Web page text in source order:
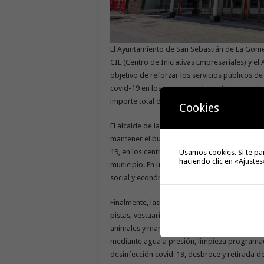
El Ayuntamiento de San Sebastián de La
CIE (Centro de Iniciativas Empresariales) y
objetivo de reforzar los servicios públicos
covid-19 en los espacios administrativos y
importe total de 96.433,68 euros, del
El alcalde de la entidad, Adasat Reyes
mantener el buen estado, higiene y
19, en los centros administrativos y
municipio. En una época pandémica en la
social y económica provocada por el covid-
Finalmente, las intervenciones de este
pistas, vestuarios, baños, limpieza de zonas
animales y manchas de alta adherencia,
mediante agua a presión, limpieza
desinfección covid-19, desbroce y retirada
Cookies
Usamos cookies. Si te
haciendo clic en